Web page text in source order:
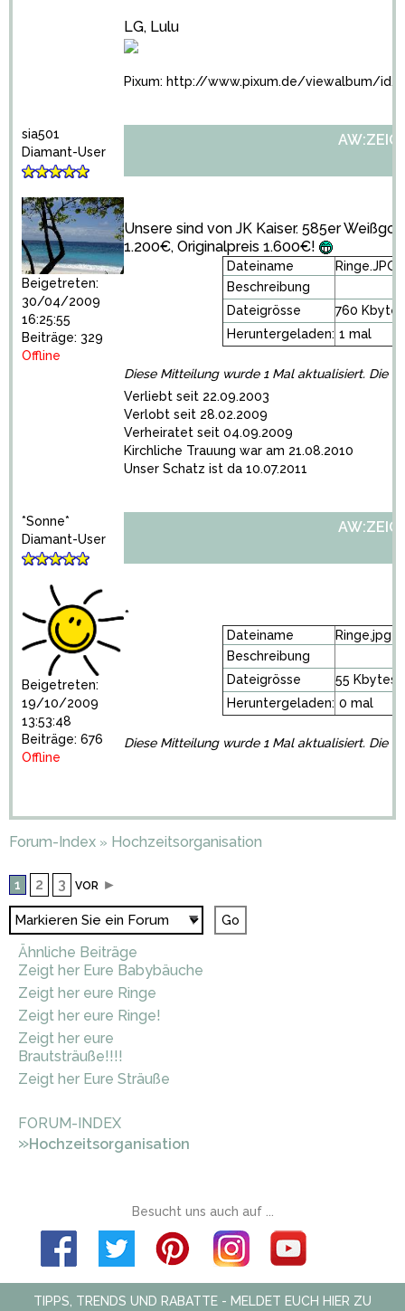
LG, Lulu
Pixum: http://www.pixum.de/viewalbum/id/
sia501
Diamant-User
Beigetreten:
30/04/2009
16:25:55
Beiträge: 329
Offline
Unsere sind von JK Kaiser. 585er
1.200€, Originalpreis 1.600€!
Dateiname
Ringe.JPG
Beschreibung
Dateigrösse
760 Kbytes
Heruntergeladen: 1 mal
Diese Mitteilung wurde 1 Mal aktualisiert. Die
Verliebt seit 22.09.2003
Verlobt seit 28.02.2009
Verheiratet seit 04.09.2009
Kirchliche Trauung war am 21.08.2010
Unser Schatz ist da 10.07.2011
*Sonne*
Diamant-User
Beigetreten:
19/10/2009
13:53:48
Beiträge: 676
Offline
*
Dateiname
Ringe.jpg
Beschreibung
Dateigrösse
55 Kbytes
Heruntergeladen: 0 mal
Diese Mitteilung wurde 1 Mal aktualisiert. Die
Forum-Index » Hochzeitsorganisation
1 2 3 VOR ►
Ähnliche Beiträge
Zeigt her Eure Babybäuche
Zeigt her eure Ringe
Zeigt her eure Ringe!
Zeigt her eure
Brautsträuße!!!!
Zeigt her Eure Sträuße
FORUM-INDEX
»Hochzeitsorganisation
Besucht uns auch auf ...
TIPPS, TRENDS UND RABATTE - MELDET EUCH HIER ZU